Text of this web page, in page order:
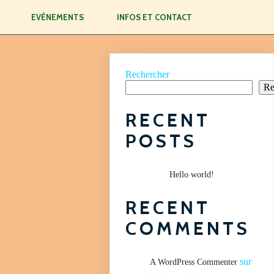
EVÈNEMENTS INFOS ET CONTACT
Rechercher
RECENT
POSTS
Hello world!
RECENT
COMMENTS
A WordPress Commenter sur